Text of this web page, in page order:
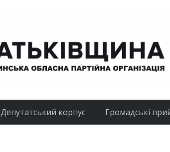
Депутатський корпус Громадські